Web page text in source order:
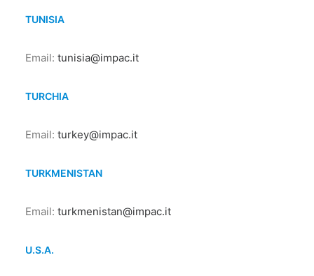
TUNISIA
Email: tunisia@impac.it
TURCHIA
Email: turkey@impac.it
TURKMENISTAN
Email: turkmenistan@impac.it
U.S.A.